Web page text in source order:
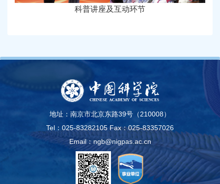
科普讲座及互动环节
地址：南京市北京东路39号（210008）
Tel：025-83282105 Fax：025-83357026
Email：ngb@nigpas.ac.cn